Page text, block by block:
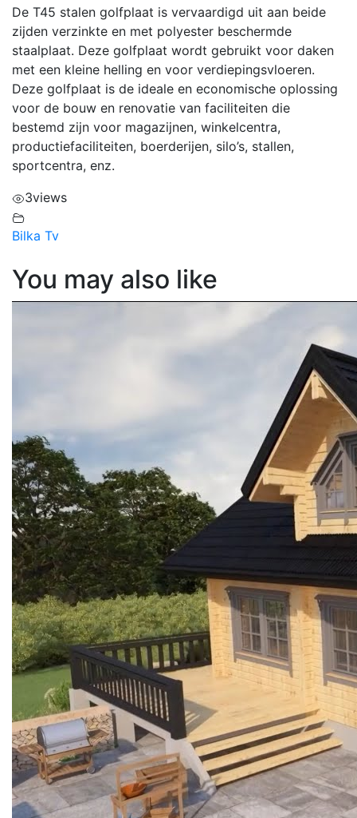
De T45 stalen golfplaat is vervaardigd uit aan beide
zijden verzinkte en met polyester beschermde
staalplaat. Deze golfplaat wordt gebruikt voor daken
met een kleine helling en voor verdiepingsvloeren.
Deze golfplaat is de ideale en economische oplossing
voor de bouw en renovatie van faciliteiten die
bestemd zijn voor magazijnen, winkelcentra,
productiefaciliteiten, boerderijen, silo’s, stallen,
sportcentra, enz.
3views
Bilka Tv
You may also like